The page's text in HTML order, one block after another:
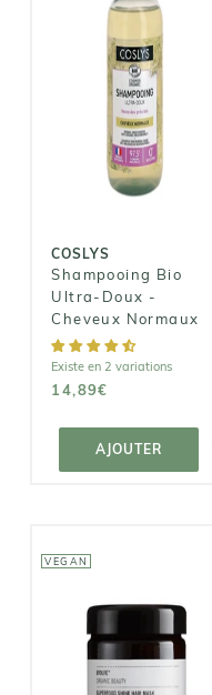
COSLYS
Shampooing Bio
Ultra-Doux -
Cheveux Normaux
Existe en 2 variations
14,89€
AJOUTER
COSLYS
Shampooing
Bio Ultra-
Doux -
Cheveux
Normaux
AJOUTER AU
PANIER
VEGAN
EVOLVE